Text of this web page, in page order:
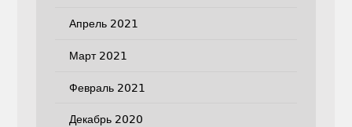
Апрель 2021
Март 2021
Февраль 2021
Декабрь 2020